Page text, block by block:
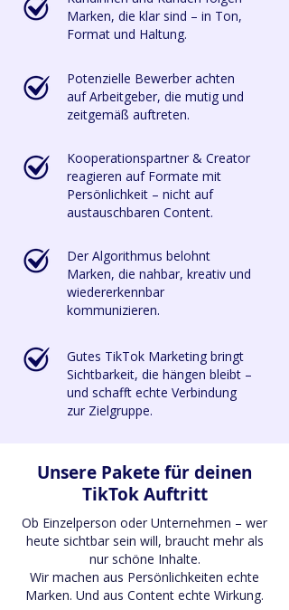
Marken, die klar sind – in Ton,
Format und Haltung.
Potenzielle Bewerber achten
auf Arbeitgeber, die mutig und
zeitgemäß auftreten.
Kooperationspartner & Creator
reagieren auf Formate mit
Persönlichkeit – nicht auf
austauschbaren Content.
Der Algorithmus belohnt
Marken, die nahbar, kreativ und
wiedererkennbar
kommunizieren.
Gutes TikTok Marketing bringt
Sichtbarkeit, die hängen bleibt –
und schafft echte Verbindung
zur Zielgruppe.
Unsere Pakete für deinen
TikTok Auftritt
Ob Einzelperson oder Unternehmen – wer
heute sichtbar sein will, braucht mehr als
nur schöne Inhalte.
Wir machen aus Persönlichkeiten echte
Marken. Und aus Content echte Wirkung.